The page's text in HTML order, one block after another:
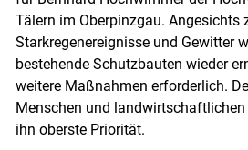
Tälern im Oberpinzgau. Angesichts
Starkregenereignisse und Gewitter
bestehende Schutzbauten wieder
weitere Maßnahmen erforderlich.
Menschen und
ihn oberste Priorität.